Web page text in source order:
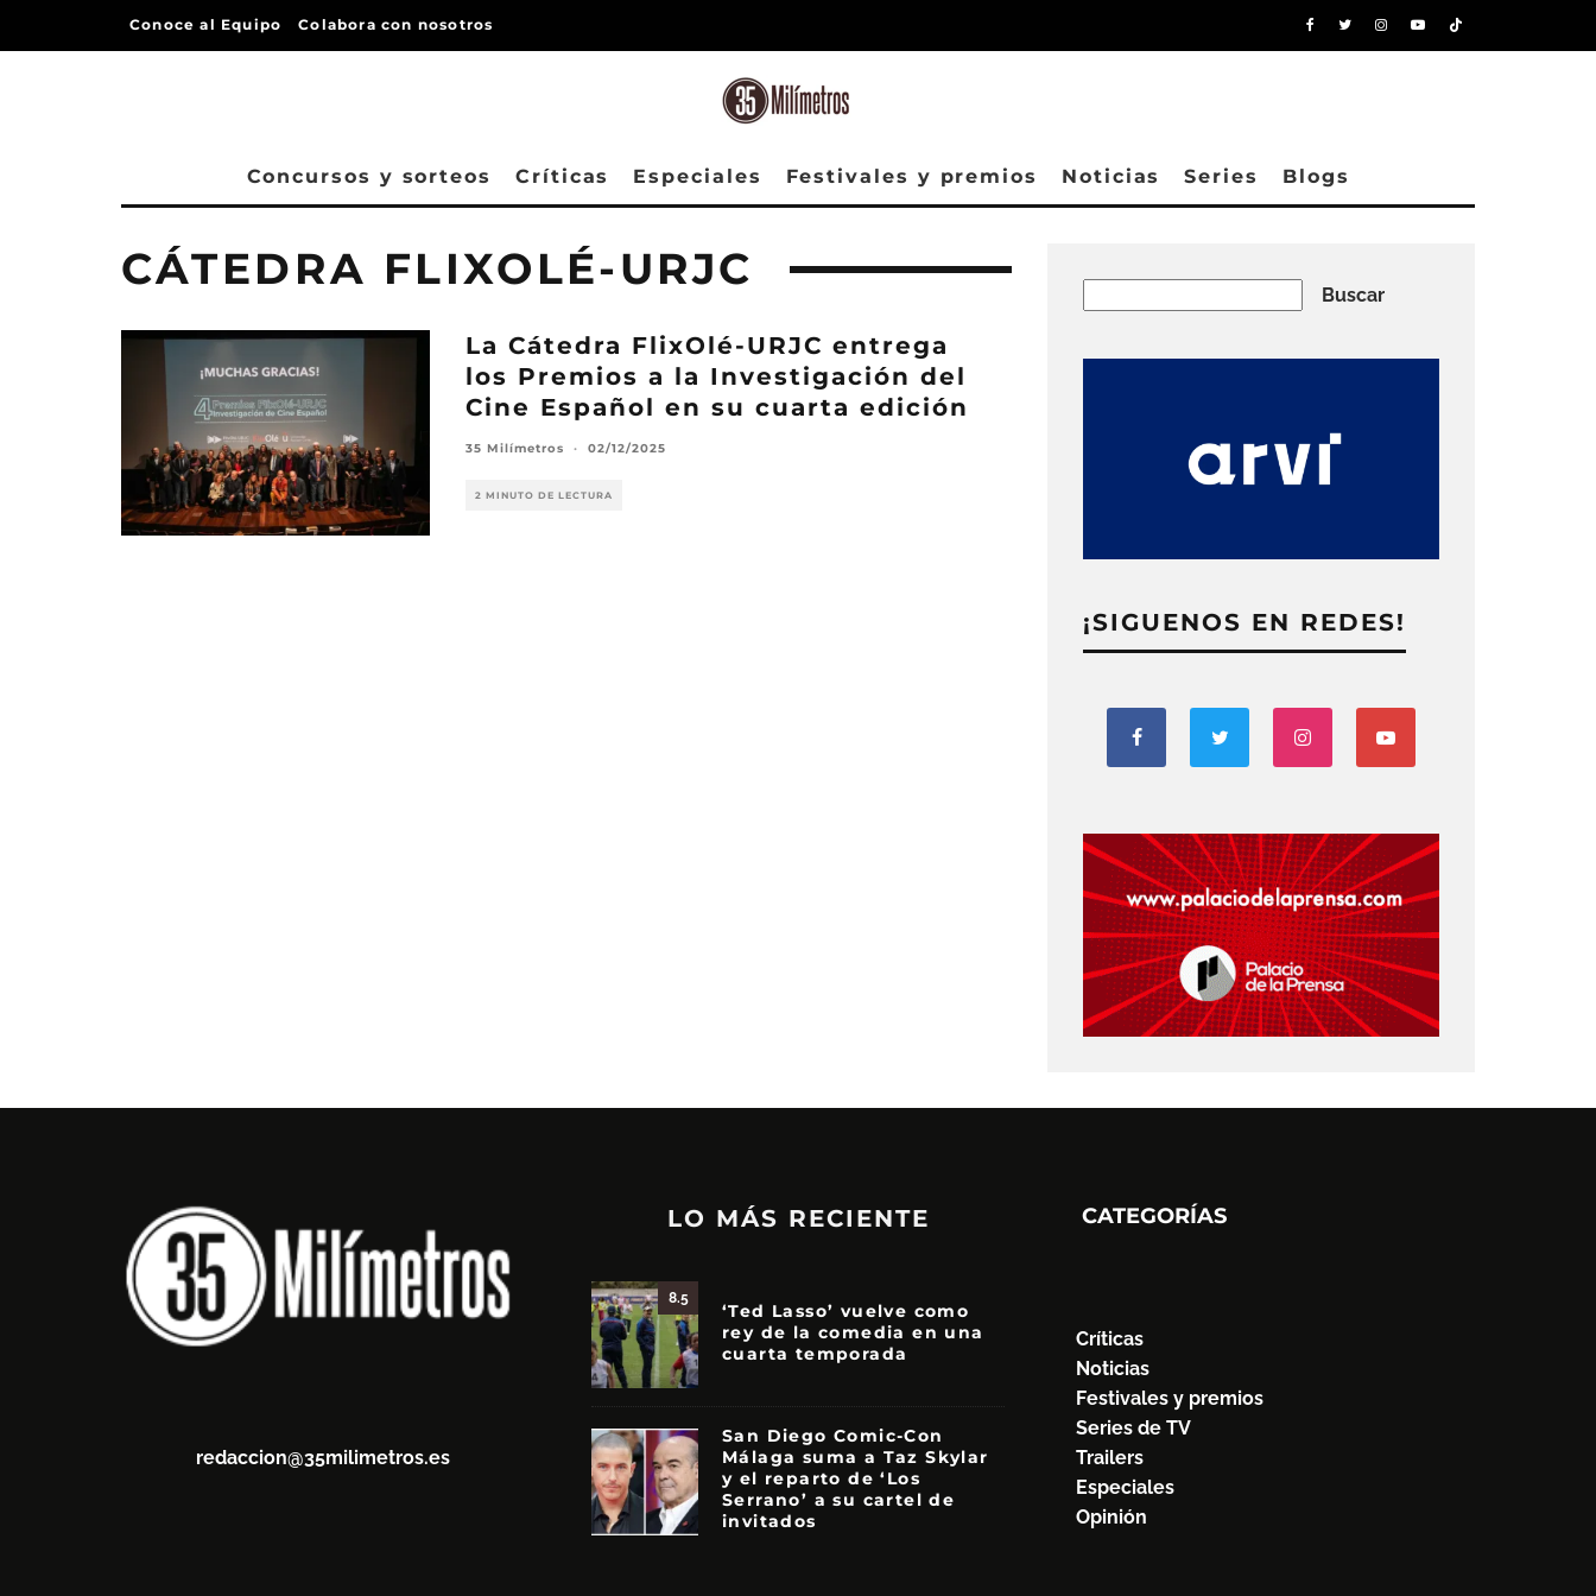
Conoce al Equipo Colabora con nosotros
Concursos y sorteos Críticas Especiales Festivales y premios Noticias Series Blogs
CÁTEDRA FLIXOLÉ-URJC
La Cátedra FlixOlé-URJC entrega
los Premios a la Investigación del
Cine Español en su cuarta edición
35 Milímetros · 02/12/2025
2 MINUTO DE LECTURA
Buscar
¡SIGUENOS EN REDES!
redaccion@35milimetros.es
LO MÁS RECIENTE
8.5
‘Ted Lasso’ vuelve como
rey de la comedia en una
cuarta temporada
San Diego Comic-Con
Málaga suma a Taz Skylar
y el reparto de ‘Los
Serrano’ a su cartel de
invitados
CATEGORÍAS
Críticas
Noticias
Festivales y premios
Series de TV
Trailers
Especiales
Opinión